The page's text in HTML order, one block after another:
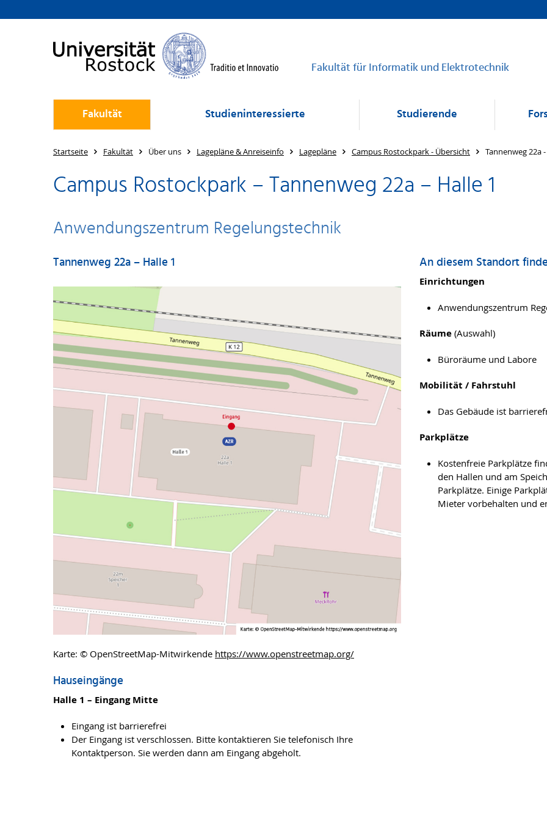
Fakultät für Informatik und Elektrotechnik
Fakultät Studieninteressierte Studierende
Startseite Fakultät Über uns Lagepläne & Anreiseinfo Lagepläne Campus Rostockpark - Übersicht Tannenweg 22a
Campus Rostockpark – Tannenweg 22a – Halle 1
Anwendungszentrum Regelungstechnik
Tannenweg 22a – Halle 1
Karte: © OpenStreetMap-Mitwirkende https://www.openstreetmap.org/
Hauseingänge
Halle 1 – Eingang Mitte
Eingang ist barrierefrei
Der Eingang ist verschlossen. Bitte kontaktieren Sie telefonisch Ihre
Kontaktperson. Sie werden dann am Eingang abgeholt.
An diesem Standort
Einrichtungen
Anwendungszentrum
Räume (Auswahl)
Büroräume und Labore
Mobilität / Fahrstuhl
Das Gebäude ist
Parkplätze
Kostenfreie Parkplätze
den Hallen und am
Parkplätze. Einige
Mieter vorbehalten und